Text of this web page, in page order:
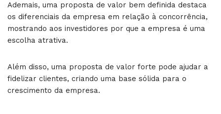
Ademais, uma proposta de valor bem definida destaca
os diferenciais da empresa em relação à concorrência,
mostrando aos investidores por que a empresa é uma
escolha atrativa.
Além disso, uma proposta de valor forte pode ajudar a
fidelizar clientes, criando uma base sólida para o
crescimento da empresa.